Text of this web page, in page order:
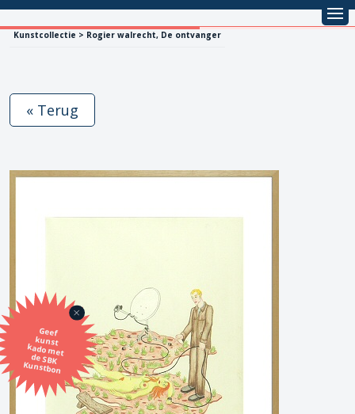
Kunstcollectie > Rogier walrecht, De ontvanger
Geef
kunst
kado met
de SBK
Kunstbon
« Terug